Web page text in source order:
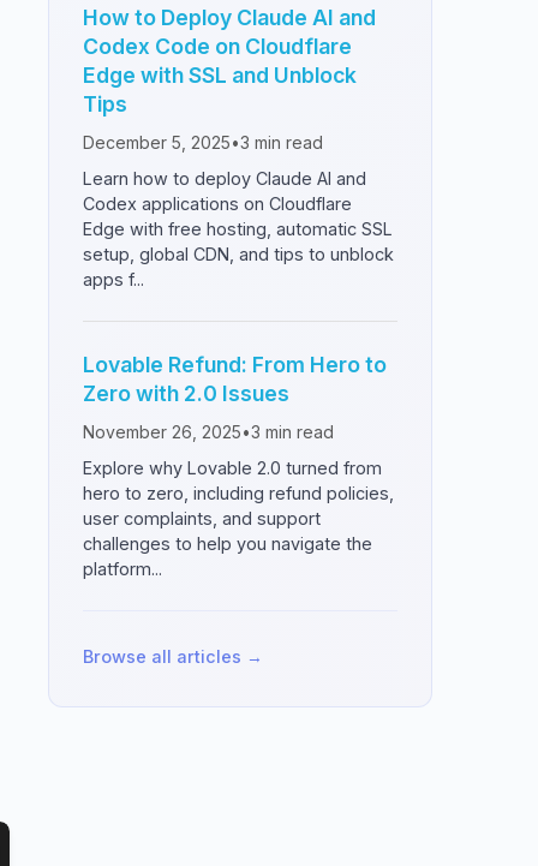
How to Deploy Claude AI and
Codex Code on Cloudflare
Edge with SSL and Unblock
Tips
December 5, 2025•3 min read
Learn how to deploy Claude AI and
Codex applications on Cloudflare
Edge with free hosting, automatic SSL
setup, global CDN, and tips to unblock
apps f...
Lovable Refund: From Hero to
Zero with 2.0 Issues
November 26, 2025•3 min read
Explore why Lovable 2.0 turned from
hero to zero, including refund policies,
user complaints, and support
challenges to help you navigate the
platform...
Browse all articles →